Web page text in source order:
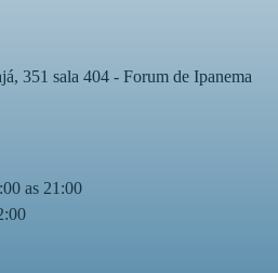
351 sala 404 - Forum de Ipanema
as 21:00